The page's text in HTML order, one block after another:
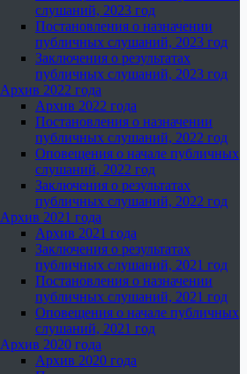
слушаний, 2023 год
Постановления о назначении
публичных слушаний, 2023 год
Заключения о результатах
публичных слушаний, 2023 год
Архив 2022 года
Архив 2022 года
Постановления о назначении
публичных слушаний, 2022 год
Оповещения о начале публичных
слушаний, 2022 год
Заключения о результатах
публичных слушаний, 2022 год
Архив 2021 года
Архив 2021 года
Заключения о результатах
публичных слушаний, 2021 год
Постановления о назначении
публичных слушаний, 2021 год
Оповещения о начале публичных
слушаний, 2021 год
Архив 2020 года
Архив 2020 года